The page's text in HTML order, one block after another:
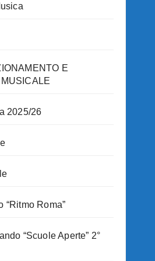
E
2025/26
“Ritmo Roma”
“Scuole Aperte” 2°